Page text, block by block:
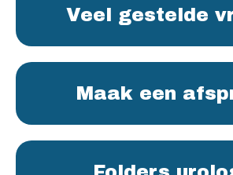
Veel gestelde
Maak een